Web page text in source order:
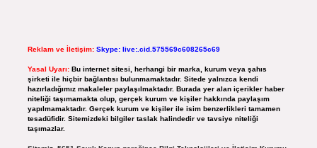
Reklam ve İletişim: Skype: live:.cid.575569c608265c69
Yasal Uyarı: Bu internet sitesi, herhangi bir marka, kurum veya şahıs
şirketi ile hiçbir bağlantısı bulunmamaktadır. Sitede yalnızca kendi
hazırladığımız makaleler paylaşılmaktadır. Burada yer alan içerikler haber
niteliği taşımamakta olup, gerçek kurum ve kişiler hakkında paylaşım
yapılmamaktadır. Gerçek kurum ve kişiler ile isim benzerlikleri tamamen
tesadüfidir. Sitemizdeki bilgiler taslak halindedir ve tavsiye niteliği
taşımazlar.